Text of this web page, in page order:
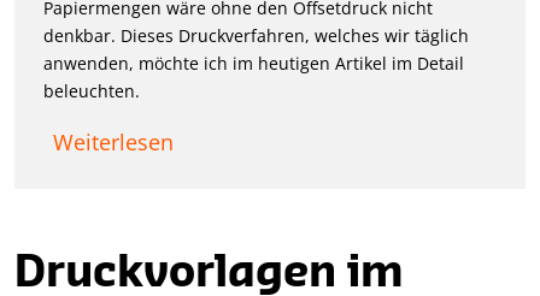
Papiermengen wäre ohne den Offsetdruck nicht
denkbar. Dieses Druckverfahren, welches wir täglich
anwenden, möchte ich im heutigen Artikel im Detail
beleuchten.
Weiterlesen
Druckvorlagen im